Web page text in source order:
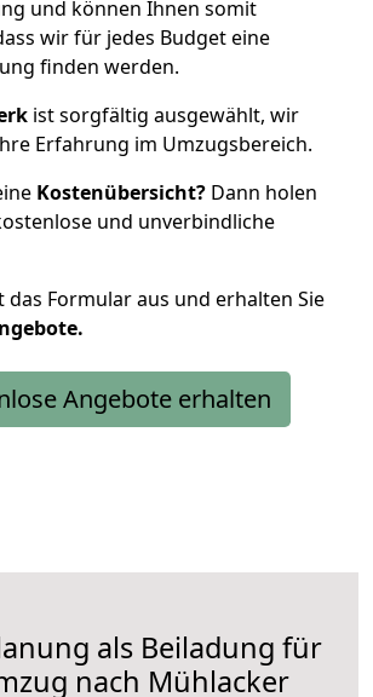
und können Ihnen somit
wir für jedes Budget eine
finden werden.
ist sorgfältig ausgewählt, wir
Erfahrung im Umzugsbereich.
Kostenübersicht? Dann holen
und unverbindliche
das Formular aus und erhalten Sie
Angebote erhalten
als Beiladung für
nach Mühlacker